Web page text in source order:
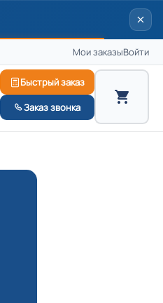
Мои заказыВойти
Быстрый заказ
Заказ звонка